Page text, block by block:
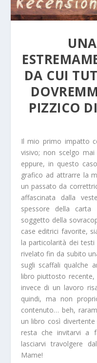
DA CUI
PIZZICO
Il mio primo impatto
visivo; non scelgo
eppure, in questo
grafico ad attrarre la
un passato da
affascinata dalla
spessore della
soggetto della
case editrici favorite,
la particolarità dei testi
rivelato fin da subito
sugli scaffali qualche
libro piuttosto
invece di un lavoro
quindi, ma non
contenuto… beh,
un libro così
resta che invitarvi a
lasciarvi travolgere
Mame!